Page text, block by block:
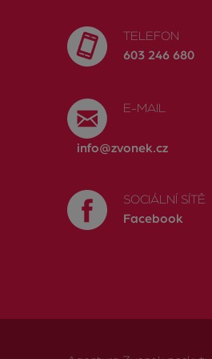
TELEFON
603 246 680
E-MAIL
info@zvonek.cz
SOCIÁLNÍ SÍTĚ
Facebook